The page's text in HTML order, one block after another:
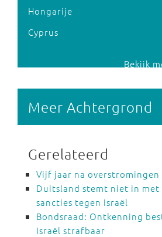
Hongarije
Cyprus
Bekijk
Meer Achtergrond
Gerelateerd
Vijf jaar na
Duitsland stemt niet in met
sancties tegen Israël
Bondsraad: Ontkenning
Israël strafbaar